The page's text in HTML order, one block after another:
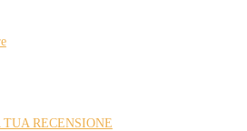
RECENSIONE